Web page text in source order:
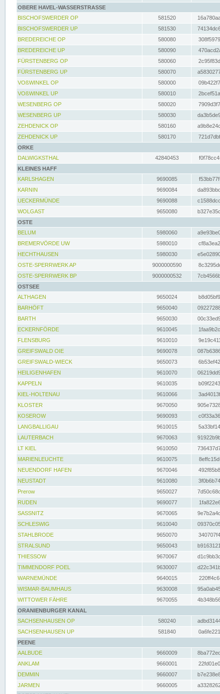
OBERE HAVEL-WASSERSTRASSE
BISCHOFSWERDER OP
581520
BISCHOFSWERDER UP
581530
BREDEREICHE OP
580080
BREDEREICHE UP
580090
FÜRSTENBERG OP
580060
FÜRSTENBERG UP
580070
VOßWINKEL OP
580000
VOßWINKEL UP
580010
WESENBERG OP
580020
WESENBERG UP
580030
ZEHDENICK OP
580160
ZEHDENICK UP
580170
ORKE
DALWIGKSTHAL
42840453
KLEINES HAFF
KARLSHAGEN
9690085
KARNIN
9690084
UECKERMÜNDE
9690088
WOLGAST
9650080
OSTE
BELUM
5980060
BREMERVÖRDE UW
5980010
HECHTHAUSEN
5980030
OSTE-SPERRWERK AP
9000000590
OSTE-SPERRWERK BP
9000000532
OSTSEE
ALTHAGEN
9650024
BARHÖFT
9650040
BARTH
9650030
ECKERNFÖRDE
9610045
FLENSBURG
9610010
GREIFSWALD OIE
9690078
GREIFSWALD-WIECK
9650073
HEILIGENHAFEN
9610070
KAPPELN
9610035
KIEL-HOLTENAU
9610066
KLOSTER
9670050
KOSEROW
9690093
LANGBALLIGAU
9610015
LAUTERBACH
9670063
LT KIEL
9610050
MARIENLEUCHTE
9610075
NEUENDORF HAFEN
9670046
NEUSTADT
9610080
Prerow
9650027
RUDEN
9690077
SASSNITZ
9670065
SCHLESWIG
9610040
STAHLBRODE
9650070
STRALSUND
9650043
THIESSOW
9670067
TIMMENDORF POEL
9630007
WARNEMÜNDE
9640015
WISMAR-BAUMHAUS
9630008
WITTOWER FÄHRE
9670055
ORANIENBURGER KANAL
SACHSENHAUSEN OP
580240
SACHSENHAUSEN UP
581840
PEENE
AALBUDE
9660009
ANKLAM
9660001
DEMMIN
9660007
JARMEN
9660005